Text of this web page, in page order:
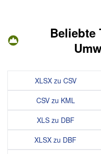
Beliebte
XLSX zu CSV
CSV zu KML
XLS zu DBF
XLSX zu DBF